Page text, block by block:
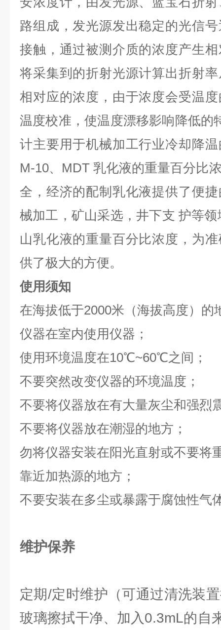
路组成，发光源发出稳定的光信
接触，通过被测介质的浓度产生
将采集到的折射光源计算出折射
相对应的浓度，由于浓度会受温
温度校准，使温度漂移影响降低的
计主要用于机械加工行业冷却降
M-10、MDT 乳化液的重量百分比
全，经济的配制乳化液提供了便
械加工，矿山采选，井下支 护等
山乳化液的重量百分比浓度，为
供了极大的方便。
使用须知
在海拔低于2000米（海拔高度）的
仪器在室内使用仪器；
使用环境温度在10℃~60℃之间；
不要突然改变仪器的环境温度；
不要将仪器放在有大量灰尘和强烈
不要将仪器放在潮湿的地方；
勿将仪器安装在阳光直射或不要将
靠近加热源的地方；
不要安装在多尘或暴露于腐蚀性气
维护保养
定期/定时维护（可通过清洗装
玻璃擦拭干净、加入0.3mL的自